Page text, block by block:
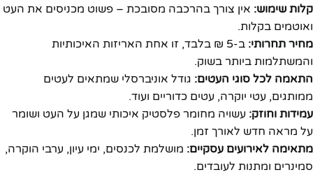
קלות שימוש: אין צורך בהרכבה מסובכת – פשוט מכניסים את העט
ואוטמים בקלות.
מחיר תחרותי:
ב-5 ₪ בלבד, זו אחת האריזות האיכותיות
והמשתלמות ביותר בשוק.
התאמה לכל סוגי העטים: גודל אוניברסלי שמתאים לעטים
ממותגים, עטי יוקרה, עטים כדוריים ועוד.
עמידות וחוזק: עשויה מחומר פלסטיק איכותי שמגן על העט ושומר
על מראה חדש לאורך זמן.
מתאימה לאירועים עסקיים: מושלמת לכנסים, ימי עיון, ערבי הוקרה,
סמינרים ומתנות לעובדים.